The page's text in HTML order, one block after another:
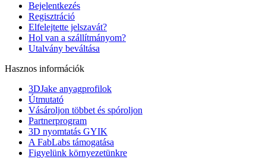
Bejelentkezés
Regisztráció
Elfelejtette jelszavát?
Hol van a szállítmányom?
Utalvány beváltása
Hasznos információk
3DJake anyagprofilok
Útmutató
Vásároljon többet és spóroljon
Partnerprogram
3D nyomtatás GYIK
A FabLabs támogatása
Figyelünk környezetünkre